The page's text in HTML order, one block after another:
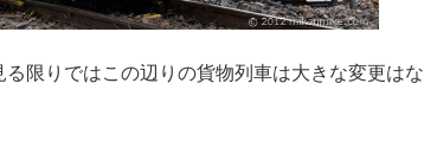
限りではこの辺りの貨物列車は大きな変更はな